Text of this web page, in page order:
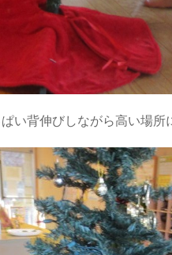
い背伸びしながら高い場